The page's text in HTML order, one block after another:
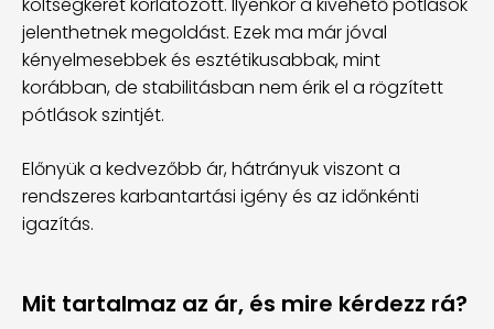
jelenthetnek megoldást. Ezek ma már jóval
kényelmesebbek és esztétikusabbak, mint
korábban, de stabilitásban nem érik el a rögzített
pótlások szintjét.
Előnyük a kedvezőbb ár, hátrányuk viszont a
rendszeres karbantartási igény és az időnkénti
igazítás.
Mit tartalmaz az ár, és mire kérdezz rá?